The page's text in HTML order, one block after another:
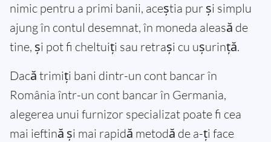
nimic pentru a primi banii, aceștia pur și simplu
ajung în contul desemnat, în moneda aleasă de
tine, și pot fi cheltuiți sau retrași cu ușurință.
Dacă trimiți bani dintr-un cont bancar în
România într-un cont bancar în Germania,
alegerea unui furnizor specializat poate fi cea
mai ieftină și mai rapidă metodă de a-ți face